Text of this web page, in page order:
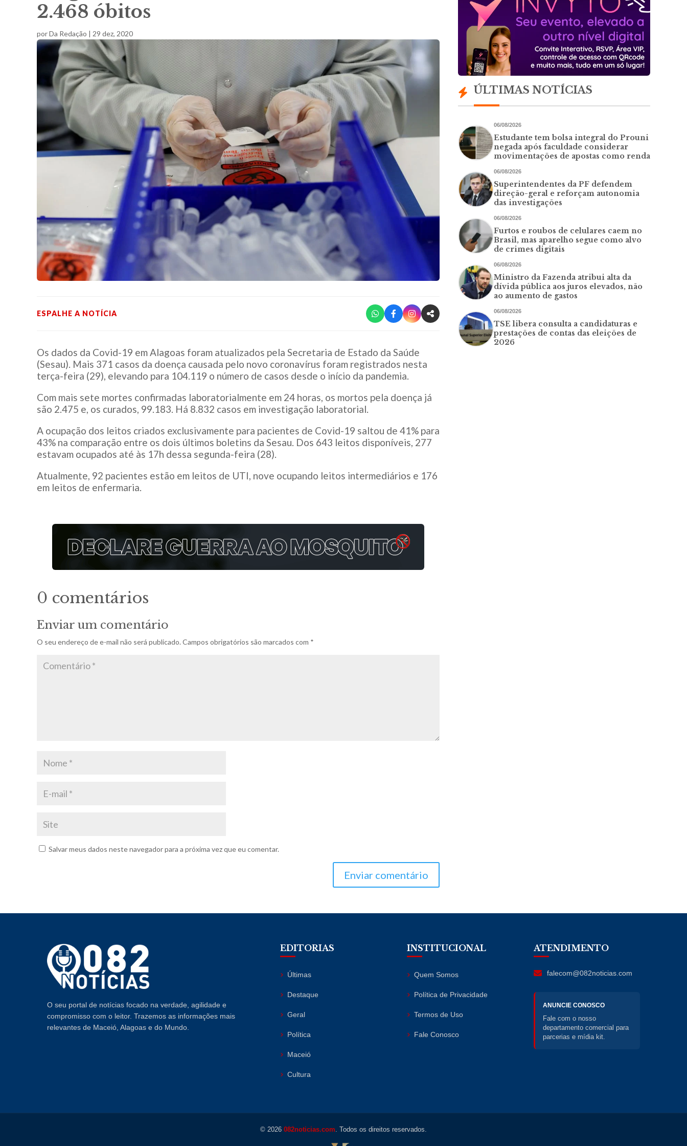
2.468 óbitos
porDa Redação 29 dez, 2020
ESPALHE A NOTÍCIA
Os dados da Covid-19 em Alagoas foram atualizados pela Secretaria de Estado da Saúde
(Sesau). Mais 371 casos da doença causada pelo novo coronavírus foram registrados nesta
terça-feira (29), elevando para 104.119 o número de casos desde o início da pandemia.
Com mais sete mortes confirmadas laboratorialmente em 24 horas, os mortos pela doença já
são 2.475 e, os curados, 99.183. Há 8.832 casos em investigação laboratorial.
A ocupação dos leitos criados exclusivamente para pacientes de Covid-19 saltou de 41% para
43% na comparação entre os dois últimos boletins da Sesau. Dos 643 leitos disponíveis, 277
estavam ocupados até às 17h dessa segunda-feira (28).
Atualmente, 92 pacientes estão em leitos de UTI, nove ocupando leitos intermediários e 176
em leitos de enfermaria.
0 comentários
Enviar um comentário
O seu endereço de e-mail não será publicado. Campos obrigatórios são marcados com *
Salvar meus dados neste navegador para a próxima vez que eu comentar.
Enviar comentário
ÚLTIMAS NOTÍCIAS
06/08/2026
Estudante tem bolsa integral do Prouni
negada após faculdade considerar
movimentações de apostas como renda
06/08/2026
Superintendentes da PF defendem
direção-geral e reforçam autonomia
das investigações
06/08/2026
Furtos e roubos de celulares caem no
Brasil, mas aparelho segue como alvo
de crimes digitais
06/08/2026
Ministro da Fazenda atribui alta da
dívida pública aos juros elevados, não
ao aumento de gastos
06/08/2026
TSE libera consulta a candidaturas e
prestações de contas das eleições de
2026
O seu portal de notícias focado na verdade, agilidade e
compromisso com o leitor. Trazemos as informações mais
relevantes de Maceió, Alagoas e do Mundo.
EDITORIAS
Últimas
Destaque
Geral
Política
Maceió
Cultura
INSTITUCIONAL
Quem Somos
Política de Privacidade
Termos de Uso
Fale Conosco
ATENDIMENTO
falecom@082noticias.com
ANUNCIE CONOSCO
Fale com o nosso
departamento comercial para
parcerias e mídia kit.
© 2026 082noticias.com . Todos os direitos reservados.